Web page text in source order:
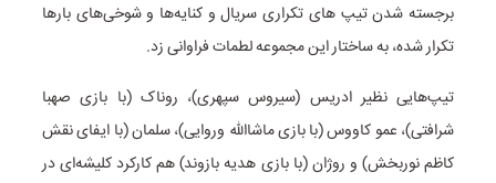
برجسته شدن تیپ های تکراری سریال و کنایه‌ها و شوخی‌های بارها
تکرار شده، به ساختار این مجموعه لطمات فراوانی زد.
تیپ‌هایی نظیر ادریس (سیروس سپهری)، روناک (با بازی صهبا
شرافتی)، عمو کاووس (با بازی ماشاالله وروایی)، سلمان (با ایفای نقش
کاظم نوربخش) و روژان (با بازی هدیه بازوند) هم کارکرد کلیشه‌ای در